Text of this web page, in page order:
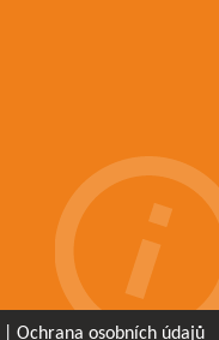
Ochrana osobních údajů